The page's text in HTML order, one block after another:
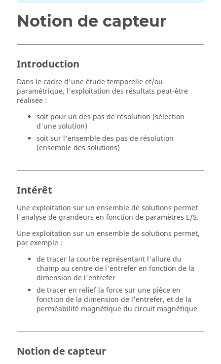
Notion de capteur
Introduction
Dans le cadre d'une étude temporelle et/ou
paramétrique, l'exploitation des résultats peut-être
réalisée :
soit pour un des pas de résolution (sélection
d'une solution)
soit sur l'ensemble des pas de résolution
(ensemble des solutions)
Intérêt
Une exploitation sur un ensemble de solutions permet
l'analyse de grandeurs en fonction de paramètres E/S.
Une exploitation sur un ensemble de solutions permet,
par exemple :
de tracer la courbe représentant l'allure du
champ au centre de l'entrefer en fonction de la
dimension de l'entrefer
de tracer en relief la force sur une pièce en
fonction de la dimension de l'entrefer, et de la
perméabilité magnétique du circuit magnétique
Notion de capteur